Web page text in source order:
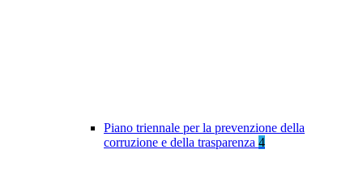
Piano triennale per la prevenzione della
corruzione e della trasparenza 4